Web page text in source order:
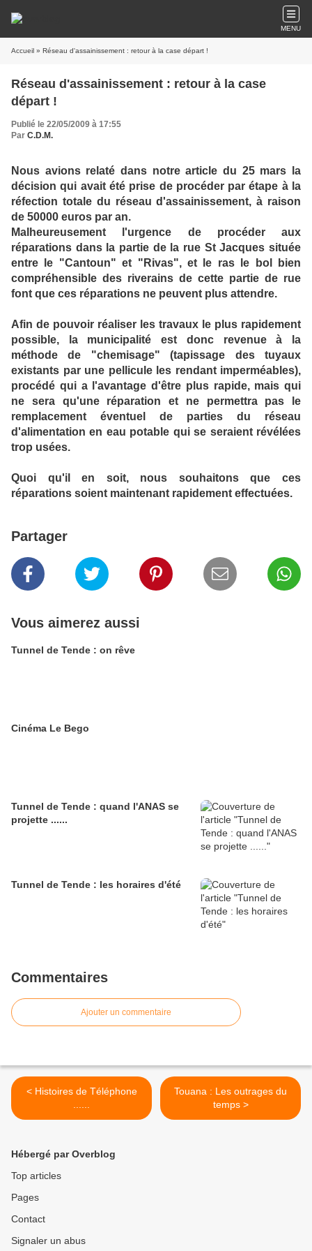
MENU
Accueil » Réseau d'assainissement : retour à la case départ !
Réseau d'assainissement : retour à la case
départ !
Publié le 22/05/2009 à 17:55
Par C.D.M.
Nous avions relaté dans notre article du 25 mars la
décision qui avait été prise de procéder par étape à la
réfection totale du réseau d'assainissement, à raison
de 50000 euros par an.
Malheureusement l'urgence de procéder aux
réparations dans la partie de la rue St Jacques située
entre le "Cantoun" et "Rivas", et le ras le bol bien
compréhensible des riverains de cette partie de rue
font que ces réparations ne peuvent plus attendre.
Afin de pouvoir réaliser les travaux le plus rapidement
possible, la municipalité est donc revenue à la
méthode de "chemisage" (tapissage des tuyaux
existants par une pellicule les rendant imperméables),
procédé qui a l'avantage d'être plus rapide, mais qui
ne sera qu'une réparation et ne permettra pas le
remplacement éventuel de parties du réseau
d'alimentation en eau potable qui se seraient révélées
trop usées.
Quoi qu'il en soit, nous souhaitons que ces
réparations soient maintenant rapidement effectuées.
Partager
Vous aimerez aussi
Tunnel de Tende : on rêve
Cinéma Le Bego
Tunnel de Tende : quand l'ANAS se
projette ......
Tunnel de Tende : les horaires d'été
Commentaires
Ajouter un commentaire
< Histoires de Téléphone
Touana : Les outrages du
temps >
Hébergé par Overblog
Top articles
Pages
Contact
Signaler un abus